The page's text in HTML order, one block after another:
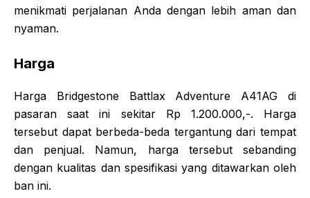
menikmati perjalanan Anda dengan lebih aman dan
nyaman.
Harga
Harga Bridgestone Battlax Adventure A41AG di
pasaran saat ini sekitar Rp 1.200.000,-. Harga
tersebut dapat berbeda-beda tergantung dari tempat
dan penjual. Namun, harga tersebut sebanding
dengan kualitas dan spesifikasi yang ditawarkan oleh
ban ini.